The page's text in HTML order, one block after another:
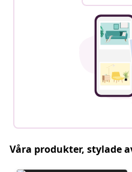
Våra produkter, stylade